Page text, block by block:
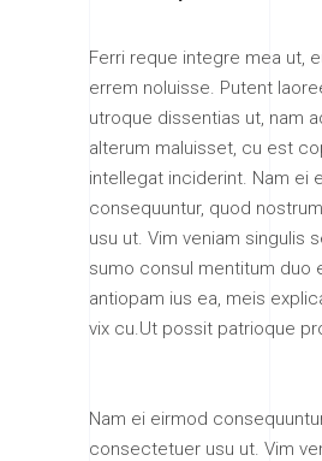
Ferri reque integre mea ut,
errem noluisse. Putent
utroque dissentias ut, nam
alterum maluisset, cu est
intellegat inciderint. Nam ei
consequuntur, quod
usu ut. Vim veniam singulis
sumo consul mentitum duo
antiopam ius ea, meis
vix cu.Ut possit patrioque
Nam ei eirmod
consectetuer usu ut. Vim